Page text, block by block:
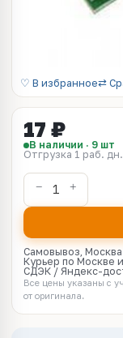
♡ В избранное⇄
17 ₽
В наличии · 9 шт
Отгрузка 1 раб. дн.
Самовывоз, Москва
Курьер по Москве
СДЭК / Яндекс-
Все цены указаны с
от оригинала.